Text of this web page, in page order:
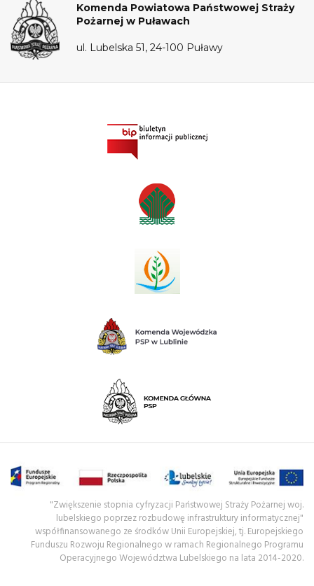
Komenda Powiatowa Państwowej Straży
Pożarnej w Puławach
ul. Lubelska 51, 24-100 Puławy
"Zwiększenie stopnia cyfryzacji Państwowej Straży Pożarnej woj.
lubelskiego poprzez rozbudowę infrastruktury informatycznej"
współfinansowanego ze środków Unii Europejskiej, tj. Europejskiego
Funduszu Rozwoju Regionalnego w ramach Regionalnego Programu
Operacyjnego Województwa Lubelskiego na lata 2014-2020.